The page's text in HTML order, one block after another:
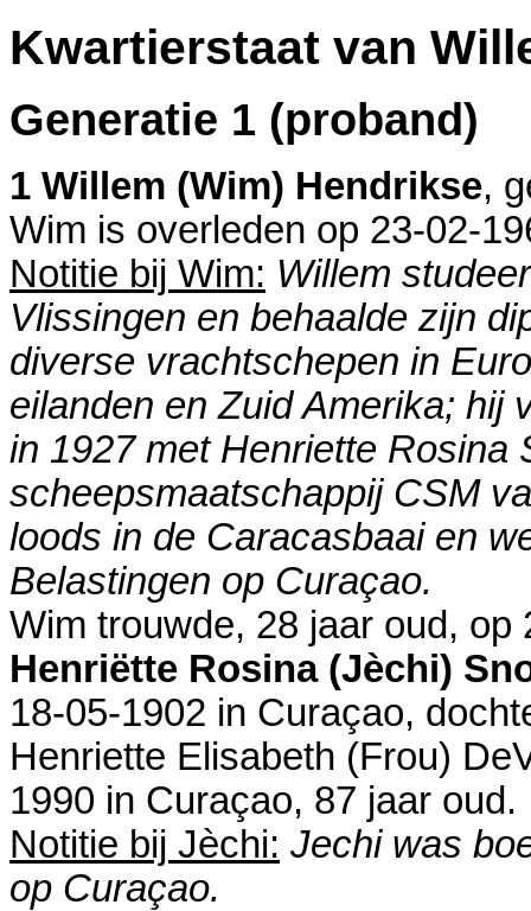
Kwartierstaat van
Generatie 1 (proband)
1 Willem (Wim) Hendrikse,
Wim is overleden op 23-02-
Notitie bij Wim: Willem
Vlissingen en behaalde zijn
diverse vrachtschepen in
eilanden en Zuid Amerika; hij
in 1927 met Henriette Rosina
scheepsmaatschappij CSM
loods in de Caracasbaai en
Belastingen op Curaçao.
Wim trouwde, 28 jaar oud,
Henriëtte Rosina (Jèchi)
18-05-1902 in Curaçao,
Henriette Elisabeth (Frou)
1990 in Curaçao, 87 jaar oud.
Notitie bij Jèchi: Jechi was
op Curaçao.